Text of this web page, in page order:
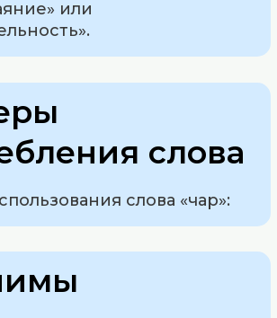
или
слова
слова «чар»: